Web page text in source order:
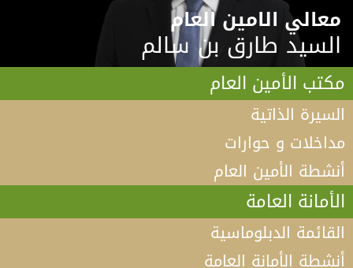
معالي الامين العام
السيد طارق بن سالم
مكتب الأمين العام
السيرة الذاتية
مداخلات و حوارات
أنشطة الأمين العام
الأمانة العامة
القائمة الدبلوماسية
أنشطة الأمانة العامة